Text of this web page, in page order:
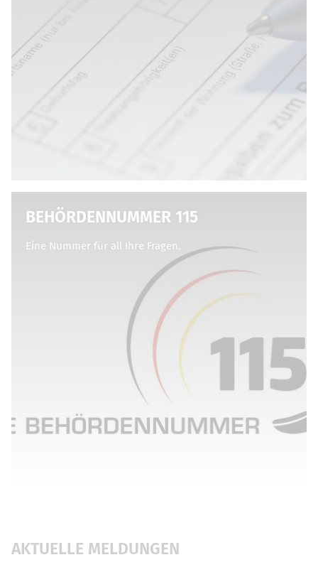
BEHÖRDENNUMMER 115
Eine Nummer für all Ihre Fragen.
AKTUELLE MELDUNGEN